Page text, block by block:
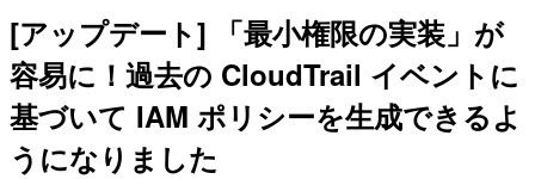
[アップデート] 「最小権限の実装」が
容易に！過去の CloudTrail イベントに
基づいて IAM ポリシーを生成できるよ
うになりました